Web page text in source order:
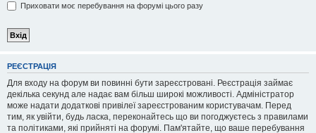
Приховати моє перебування на форумі цього разу
РЕЄСТРАЦІЯ
Для входу на форум ви повинні бути зареєстровані. Реєстрація займає
декілька секунд але надає вам більш широкі можливості. Адміністратор
може надати додаткові привілеї зареєстрованим користувачам. Перед
тим, як увійти, будь ласка, переконайтесь що ви погоджуєтесь з правилами
та політиками, які прийняті на форумі. Пам'ятайте, що ваше перебування